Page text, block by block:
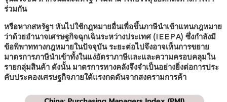
ร่วมกัน
หรือหากสหรัฐฯ หันไปใช้กฎหมายอื่นเพื่อขึ้นภาษีนำเข้าแทนกฎหมาย
ว่าด้วยอำนาจเศรษฐกิจฉุกเฉินระหว่างประเทศ (IEEPA) ซึ่งกำลังมี
ข้อพิพาททางกฎหมายในปัจจุบัน ระยะต่อไปจึงอาจเห็นการขยาย
มาตรการภาษีนำเข้าทั้งในแง่อัตราภาษีและและความครอบคลุมใน
รายกลุ่มสินค้า ดังนั้น มาตรการทางคลังจึงจำเป็นอย่างยิ่งต่อการประ
คับประคองเศรษฐกิจภายใต้แรงกดดันจากสงครามการค้า